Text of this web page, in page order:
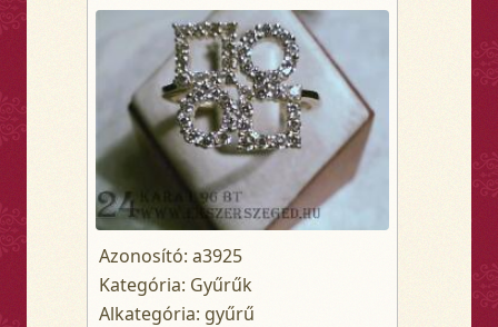
Azonosító: a3925
Kategória: Gyűrűk
Alkategória: gyűrű